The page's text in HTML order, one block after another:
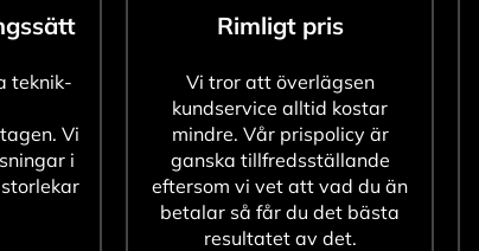
teknik-
Vi
i
Rimligt pris
Vi tror att överlägsen
kundservice alltid kostar
mindre. Vår prispolicy är
ganska tillfredsställande
eftersom vi vet att vad du än
betalar så får du det bästa
resultatet av det.